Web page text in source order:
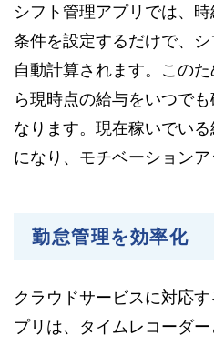
シフト管理アプリでは、
条件を設定するだけで、
自動計算されます。この
ら現時点の給与をいつで
なります。現在稼いでい
になり、モチベーションア
勤怠管理を効率化
クラウドサービスに対応
プリは、タイムレコーダ